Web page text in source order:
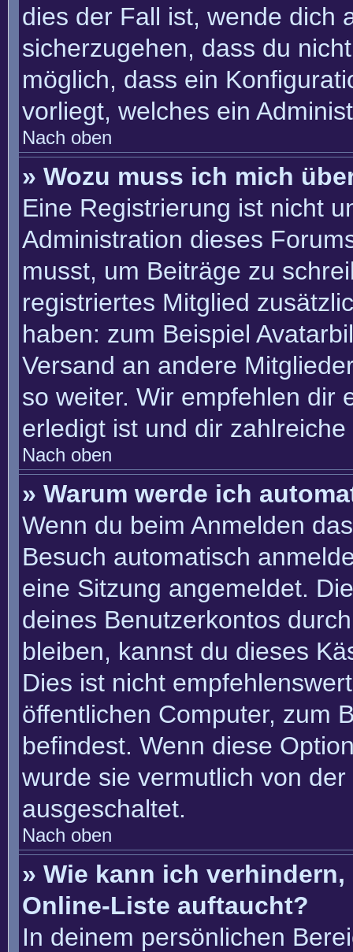
dies der Fall ist, wende dich
sicherzugehen, dass du
möglich, dass ein
vorliegt, welches ein
Nach oben
» Wozu muss ich mich
Eine Registrierung ist nicht
Administration dieses
musst, um Beiträge zu
registriertes Mitglied
haben: zum Beispiel
Versand an andere
so weiter. Wir empfehlen dir
erledigt ist und dir
Nach oben
» Warum werde ich
Wenn du beim Anmelden
Besuch automatisch
eine Sitzung angemeldet.
deines Benutzerkontos
bleiben, kannst du dieses
Dies ist nicht
öffentlichen Computer, zum
befindest. Wenn diese
wurde sie vermutlich von
ausgeschaltet.
Nach oben
» Wie kann ich
Online-Liste auftaucht?
In deinem persönlichen